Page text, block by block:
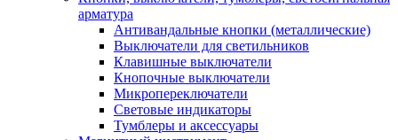
арматура
Антивандальные кнопки (металлические)
Выключатели для светильников
Клавишные выключатели
Кнопочные выключатели
Микропереключатели
Световые индикаторы
Тумблеры и аксессуары